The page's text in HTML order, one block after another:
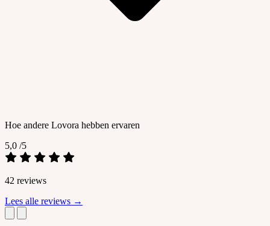
Hoe andere Lovora hebben ervaren
5,0 /5
42 reviews
Lees alle reviews →